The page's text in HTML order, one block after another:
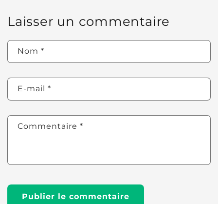
Laisser un commentaire
Nom *
E-mail *
Commentaire *